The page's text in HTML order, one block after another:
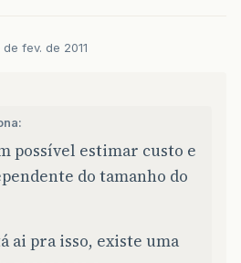
de fev. de 2011
possível estimar custo e
do tamanho do
ai pra isso, existe uma